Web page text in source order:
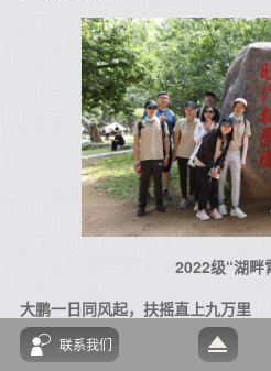
2022级“湖畔
大鹏一日同风起，扶摇直上九万里
总有人嘴上说着躺平，却默默地跟
联系我们